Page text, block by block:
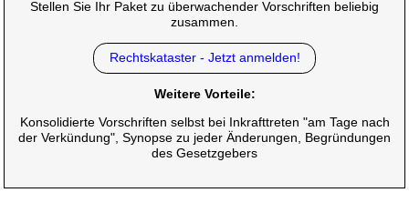
Stellen Sie Ihr Paket zu überwachender Vorschriften beliebig
zusammen.
Rechtskataster - Jetzt anmelden!
Weitere Vorteile:
Konsolidierte Vorschriften selbst bei Inkrafttreten "am Tage nach
der Verkündung", Synopse zu jeder Änderungen, Begründungen
des Gesetzgebers